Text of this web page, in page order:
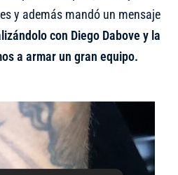
y además mandó un mensaje
con Diego Dabove y la
a armar un gran equipo.